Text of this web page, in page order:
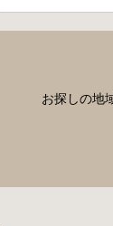
お探しの地